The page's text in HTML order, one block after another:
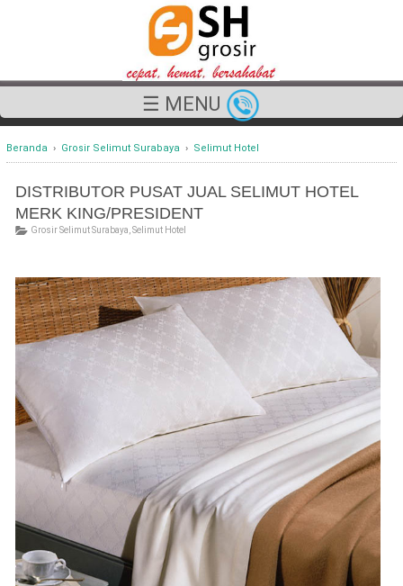
☰ MENU
Beranda › Grosir Selimut Surabaya › Selimut Hotel
DISTRIBUTOR PUSAT JUAL SELIMUT HOTEL
MERK KING/PRESIDENT
Grosir Selimut Surabaya Selimut Hotel